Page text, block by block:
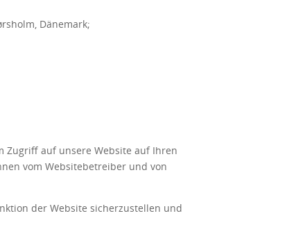
Dänemark;
Zugriff auf unsere Website auf Ihren
vom Websitebetreiber und von
der Website sicherzustellen und